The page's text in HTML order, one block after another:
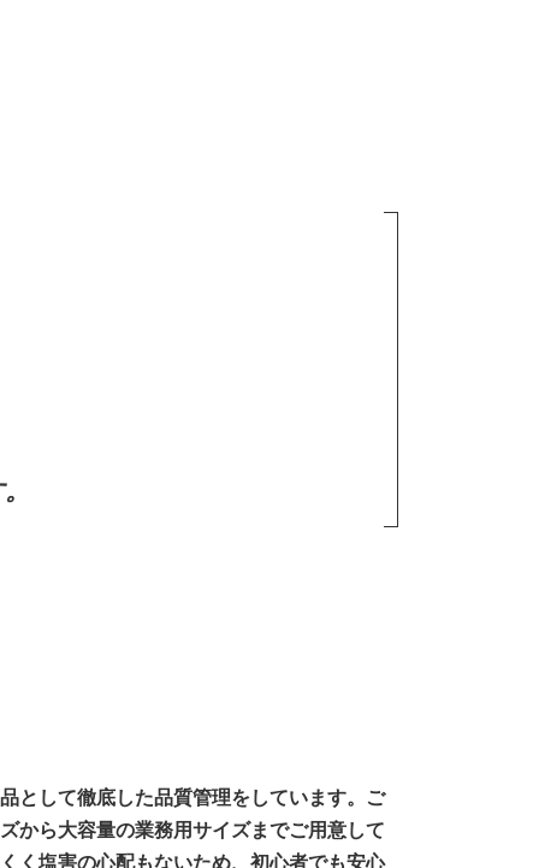
として徹底した品質管理をしています。ご
から大容量の業務用サイズまでご用意して
く塩害の心配もないため、初心者でも安心